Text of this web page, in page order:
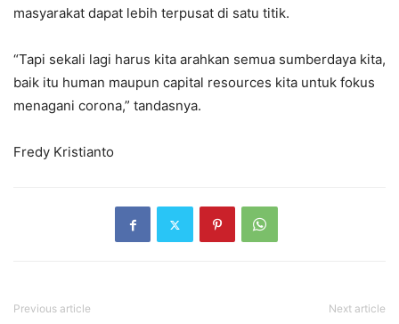
masyarakat dapat lebih terpusat di satu titik.
“Tapi sekali lagi harus kita arahkan semua sumberdaya kita,
baik itu human maupun capital resources kita untuk fokus
menagani corona,” tandasnya.
Fredy Kristianto
Previous article Next article